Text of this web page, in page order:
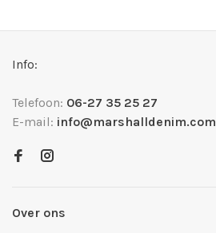
Info:
Telefoon: 06-27 35 25 27
E-mail: info@marshalldenim.com
Over ons